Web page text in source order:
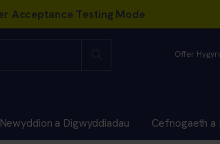
Offer
Newyddion a Digwyddiadau Cefnogaeth a